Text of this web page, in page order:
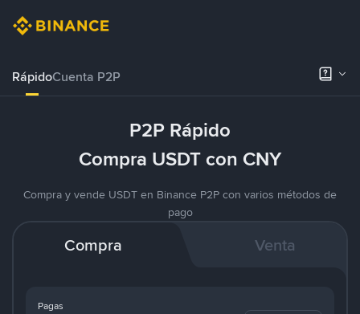
RápidoCuenta P2P
P2P Rápido
Compra USDT con CNY
Compra y vende USDT en Binance P2P con varios métodos de
pago
Compra Venta
Pagas